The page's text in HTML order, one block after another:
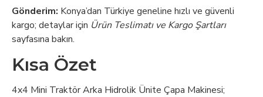
Gönderim: Konya’dan Türkiye geneline hızlı ve güvenli
kargo; detaylar için Ürün Teslimatı ve Kargo Şartları
sayfasına bakın.
Kısa Özet
4x4 Mini Traktör Arka Hidrolik Ünite Çapa Makinesi;